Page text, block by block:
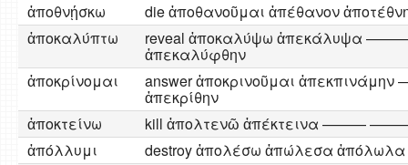
ἀποθνῄσκω
die ἀποθανοῦμαι ἀπέθανον
ἀποκαλύπτω
reveal ἀποκαλύψω ἀπεκάλυψα
ἀπεκαλύφθην
ἀποκρίνομαι
answer ἀποκρινοῦμαι
ἀπεκρίθην
ἀποκτείνω
kill ἀπολτενῶ ἀπέκτεινα ——— ———
ἀπόλλυμι
destroy ἀπολέσω ἀπώλεσα